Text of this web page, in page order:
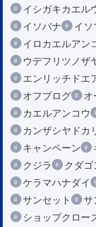
イシガキカエル
イソバナ
イソ
イロカエルアン
ウデフリツノザ
エンリッチドエ
オフブログ
オ
カエルアンコウ
カンザシヤドカ
キャンペーン
クジラ
クダゴ
ケラマハナダイ
サンセット
サ
ショップクロー